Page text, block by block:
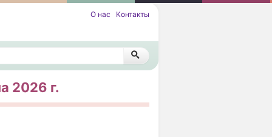
О нас Контакты
2026 г.